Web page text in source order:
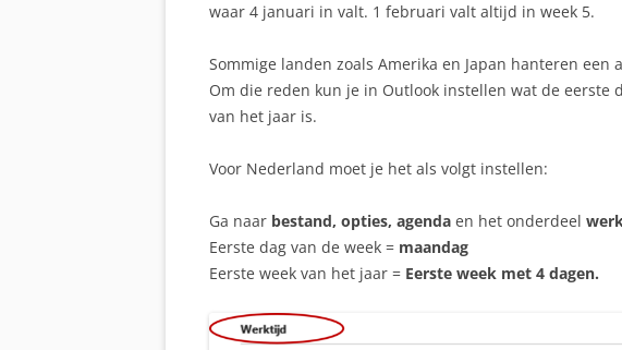
waar 4 januari in valt. 1 februari valt altijd in week 5.
Sommige landen zoals Amerika en Japan hanteren een
Om die reden kun je in Outlook instellen wat de eerste
van het jaar is.
Voor Nederland moet je het als volgt instellen:
Ga naar bestand, opties, agenda en het onderdeel
Eerste dag van de week = maandag
Eerste week van het jaar = Eerste week met 4 dagen.